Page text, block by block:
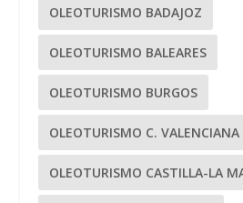
OLEOTURISMO BADAJOZ
OLEOTURISMO BALEARES
OLEOTURISMO BURGOS
OLEOTURISMO C. VALENCIANA
OLEOTURISMO CASTILLA-LA